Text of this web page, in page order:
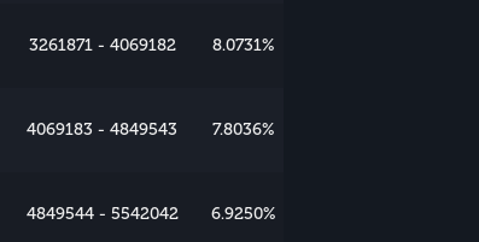
3261871 - 4069182 8.0731%
4069183 - 4849543 7.8036%
4849544 - 5542042 6.9250%